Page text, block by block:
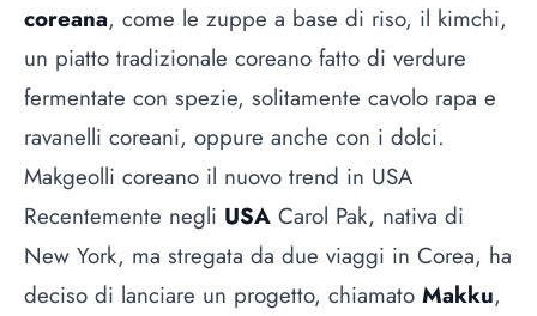
coreana, come le zuppe a base di riso, il kimchi,
un piatto tradizionale coreano fatto di verdure
fermentate con spezie, solitamente cavolo rapa e
ravanelli coreani, oppure anche con i dolci.
Makgeolli coreano il nuovo trend in USA
Recentemente negli USA Carol Pak, nativa di
New York, ma stregata da due viaggi in Corea, ha
deciso di lanciare un progetto, chiamato Makku,